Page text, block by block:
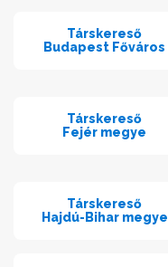
Társkereső
Budapest Főváros
Társkereső
Fejér megye
Társkereső
Hajdú-Bihar megye